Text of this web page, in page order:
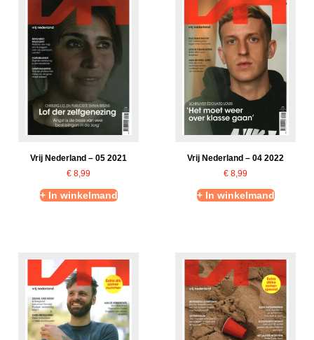
Vrij Nederland – 05 2021
€ 8,99
+ In winkelmand
Vrij Nederland – 04 2022
€ 8,99
+ In winkelmand